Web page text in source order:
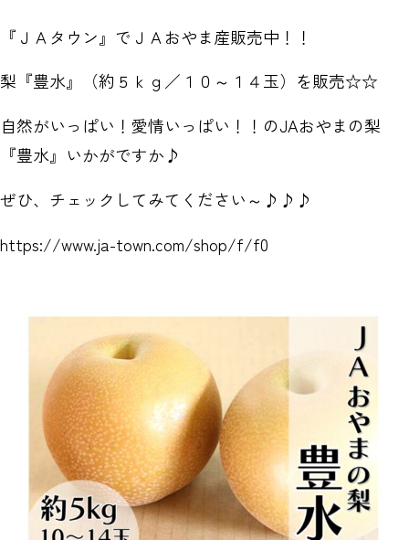
『ＪＡタウン』でＪＡおやま産販売中！！
梨『豊水』（約５ｋｇ／１０～１４玉）を販売☆☆
自然がいっぱい！愛情いっぱい！！のJAおやまの梨
『豊水』いかがですか♪
ぜひ、チェックしてみてください～♪♪♪
https://www.ja-town.com/shop/f/f0